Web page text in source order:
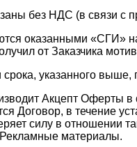
без НДС (в связи с
оказанными «СГИ»
от Заказчика
указанного выше,
Акцепт Оферты в
Договор, в течение
силу в отношении
материалы.